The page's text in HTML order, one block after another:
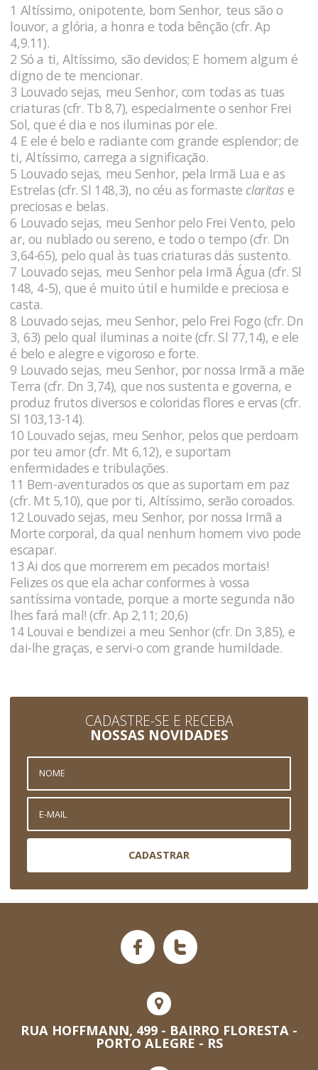
1 Altíssimo, onipotente, bom Senhor, teus são o
louvor, a glória, a honra e toda bênção (cfr. Ap
4,9.11).
2 Só a ti, Altíssimo, são devidos; E homem algum é
digno de te mencionar.
3 Louvado sejas, meu Senhor, com todas as tuas
criaturas (cfr. Tb 8,7), especialmente o senhor Frei
Sol, que é dia e nos iluminas por ele.
4 E ele é belo e radiante com grande esplendor; de
ti, Altíssimo, carrega a significação.
5 Louvado sejas, meu Senhor, pela Irmã Lua e as
Estrelas (cfr. Sl 148,3), no céu as formaste claritas e
preciosas e belas.
6 Louvado sejas, meu Senhor pelo Frei Vento, pelo
ar, ou nublado ou sereno, e todo o tempo (cfr. Dn
3,64-65), pelo qual às tuas criaturas dás sustento.
7 Louvado sejas, meu Senhor pela Irmã Água (cfr. Sl
148, 4-5), que é muito útil e humilde e preciosa e
casta.
8 Louvado sejas, meu Senhor, pelo Frei Fogo (cfr. Dn
3, 63) pelo qual iluminas a noite (cfr. Sl 77,14), e ele
é belo e alegre e vigoroso e forte.
9 Louvado sejas, meu Senhor, por nossa Irmã a mãe
Terra (cfr. Dn 3,74), que nos sustenta e governa, e
produz frutos diversos e coloridas flores e ervas (cfr.
Sl 103,13-14).
10 Louvado sejas, meu Senhor, pelos que perdoam
por teu amor (cfr. Mt 6,12), e suportam
enfermidades e tribulações.
11 Bem-aventurados os que as suportam em paz
(cfr. Mt 5,10), que por ti, Altíssimo, serão coroados.
12 Louvado sejas, meu Senhor, por nossa Irmã a
Morte corporal, da qual nenhum homem vivo pode
escapar.
13 Ai dos que morrerem em pecados mortais!
Felizes os que ela achar conformes à vossa
santíssima vontade, porque a morte segunda não
lhes fará mal! (cfr. Ap 2,11; 20,6)
14 Louvai e bendizei a meu Senhor (cfr. Dn 3,85), e
dai-lhe graças, e servi-o com grande humildade.
CADASTRE-SE E RECEBA
NOSSAS NOVIDADES
CADASTRAR
RUA HOFFMANN, 499 - BAIRRO FLORESTA -
PORTO ALEGRE - RS